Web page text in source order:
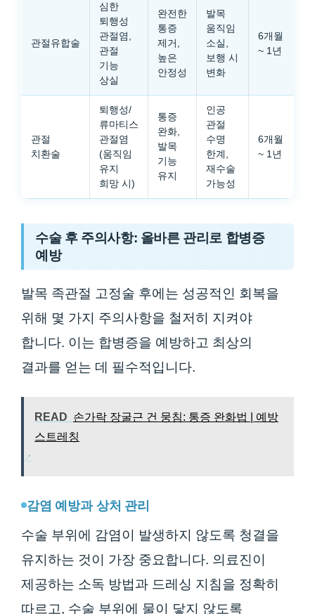
관절유합술
심한
퇴행성
관절염,
관절
기능
상실
완전한
통증
제거,
높은
안정성
발목
움직임
소실,
보행 시
변화
6개월
~ 1년
관절
치환술
퇴행성/
류마티스
관절염
(움직임
유지
희망 시)
통증
완화,
발목
기능
유지
인공
관절
수명
한계,
재수술
가능성
6개월
~ 1년
수술 후 주의사항: 올바른 관리로 합병증
예방
발목 족관절 고정술 후에는 성공적인 회복을
위해 몇 가지 주의사항을 철저히 지켜야
합니다. 이는 합병증을 예방하고 최상의
결과를 얻는 데 필수적입니다.
READ 손가락 장굴근 건 뭉침: 통증 완화법 | 예방
스트레칭
감염 예방과 상처 관리
수술 부위에 감염이 발생하지 않도록 청결을
유지하는 것이 가장 중요합니다. 의료진이
제공하는 소독 방법과 드레싱 지침을 정확히
따르고, 수술 부위에 물이 닿지 않도록